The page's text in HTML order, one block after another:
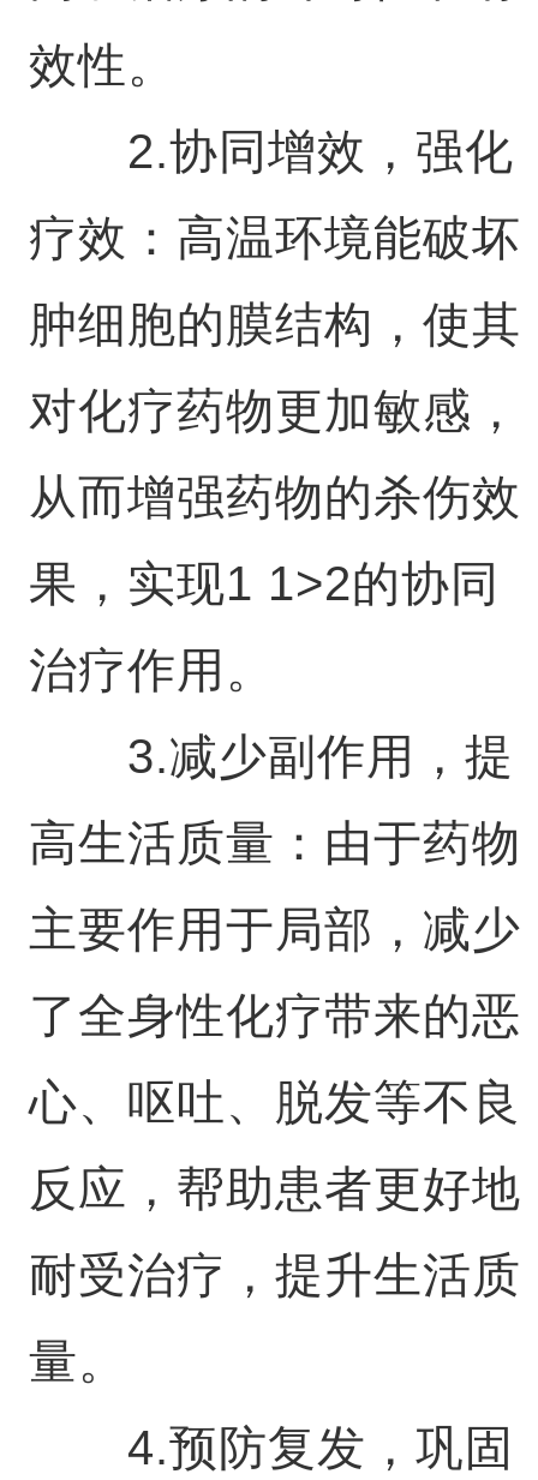
效性。
2.协同增效，强化
疗效：高温环境能破坏
肿细胞的膜结构，使其
对化疗药物更加敏感，
从而增强药物的杀伤效
果，实现1 1>2的协同
治疗作用。
3.减少副作用，提
高生活质量：由于药物
主要作用于局部，减少
了全身性化疗带来的恶
心、呕吐、脱发等不良
反应，帮助患者更好地
耐受治疗，提升生活质
量。
4.预防复发，巩固